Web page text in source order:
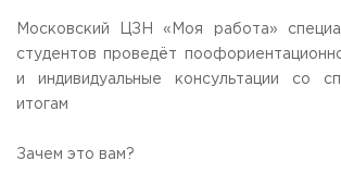
Работа с лицами с ОВЗ и инвалидами
Контакты
Сведения об образовательной
ЗАКАЗАТЬ ОБРАТНЫЙ ЗВОНОК
Московский ЦЗН «Моя работа»
студентов проведёт
и индивидуальные консультации со
итогам
Зачем это вам?